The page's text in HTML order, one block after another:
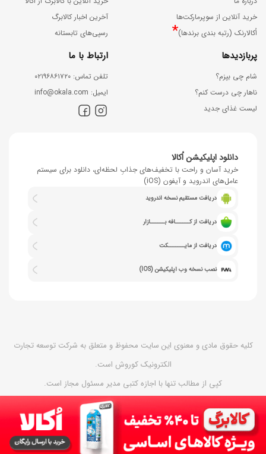
خرید آنلاین از سوپرمارکت‌ها
اُکالارنک (رتبه بندی برندها)*
آخرین اخبار کالابرگ
رسپی‌های تابستانه
پربازدیدها
شام چی بپزم؟
ناهار چی درست کنم؟
لیست غذای جدید
ارتباط با ما
ﺗﻠﻔﻦ ﺗﻤﺎس: ۰۲۱۹۶۸۶۱۷۲۰
اﯾﻤﯿﻞ: info@okala.com
دانلود اپلیکیشن اُکالا
خرید آسان و راحت با تخفیف‌های جذابِ لحظه‌ای، دانلود برای سیستم
عامل‌های اندروید و آیفون (iOS)
دریافت مستقیم نسخه اندروید
دریافت از کــــــافه بــــــازار
دریافت از مایـــــــکت
نصب نسخه وب اپلیکیشن (IOS)
کلیه حقوق مادی و معنوی این سایت محفوظ و متعلق به شرکت توسعه تجارت
الکترونیک کوروش است.
کپی از مطالب تنها با اجازه کتبی مدیر مسئول مجاز است.